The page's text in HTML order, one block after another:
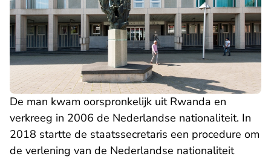
De man kwam oorspronkelijk uit Rwanda en
verkreeg in 2006 de Nederlandse nationaliteit. In
2018 startte de staatssecretaris een procedure om
de verlening van de Nederlandse nationaliteit